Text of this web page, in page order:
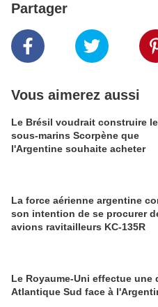
Partager
Vous aimerez aussi
Le Brésil voudrait construire
sous-marins Scorpène que
l'Argentine souhaite acheter
La force aérienne argentine
son intention de se procurer
avions ravitailleurs KC-135R
Le Royaume-Uni effectue
Atlantique Sud face à